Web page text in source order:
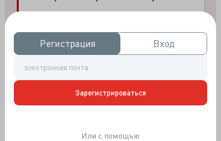
Регистрация
Регистрация Вход
Вход
Зарегистрироваться
Или с помощью